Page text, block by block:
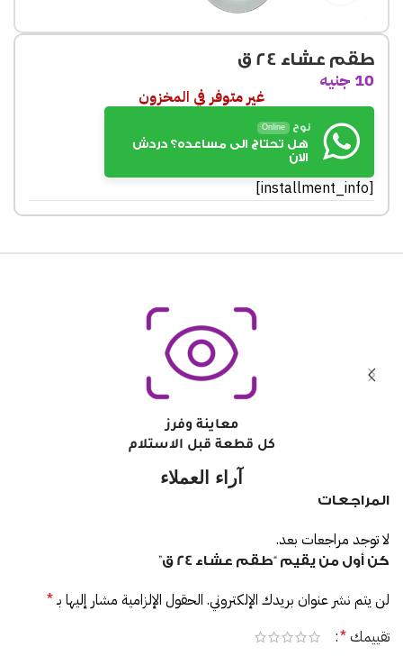
طقم عشاء 24 ق
10 جنيه
غير متوفر في المخزون
نوح Online
هل تحتاج الى مساعده؟ دردش
الان
[installment_info]
معاينة وفرز
كل قطعة قبل الاستلام
آراء العملاء
المراجعات
لا توجد مراجعات بعد.
كن أول من يقيم “طقم عشاء 24 ق”
لن يتم نشر عنوان بريدك الإلكتروني. الحقول الإلزامية مشار إليها بـ*
تقييمك*